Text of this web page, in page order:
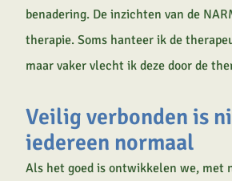
benadering. De inzichten van de
therapie. Soms hanteer ik de
maar vaker vlecht ik deze door de
Veilig verbonden is
iedereen normaal
Als het goed is ontwikkelen we, met